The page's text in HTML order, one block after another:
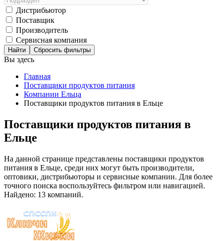
Дистрибьютор
Поставщик
Производитель
Сервисная компания
Сбросить фильтры
Вы здесь
Главная
Поставщики продуктов питания
Компании Ельца
Поставщики продуктов питания в Ельце
Поставщики продуктов питания в
Ельце
На данной странице представлены поставщики продуктов
питания в Ельце, среди них могут быть производители,
оптовики, дистрибьюторы и сервисные компании. Для более
точного поиска воспользуйтесь фильтром или навигацией.
Найдено: 13 компаний.